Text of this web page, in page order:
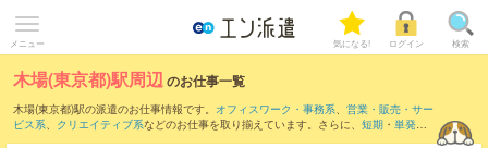
メニュー 気になる! ログイン 検索
木場(東京都)駅周辺のお仕事一覧
木場(東京都)駅の派遣のお仕事情報です。 オフィスワーク・事務系、 営業・販売・サー
ビス系、 クリエイティブ系などのお仕事を取り揃えています。さらに、 短期 ・ 単発な